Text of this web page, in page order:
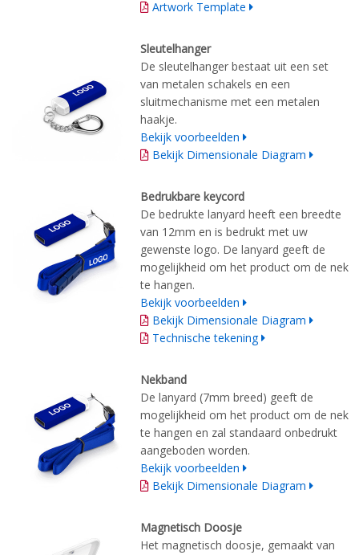
Artwork Template
Sleutelhanger
De sleutelhanger bestaat uit een set
van metalen schakels en een
sluitmechanisme met een metalen
haakje.
Bekijk voorbeelden
Bekijk Dimensionale Diagram
Bedrukbare keycord
De bedrukte lanyard heeft een breedte
van 12mm en is bedrukt met uw
gewenste logo. De lanyard geeft de
mogelijkheid om het product om de nek
te hangen.
Bekijk voorbeelden
Bekijk Dimensionale Diagram
Technische tekening
Nekband
De lanyard (7mm breed) geeft de
mogelijkheid om het product om de nek
te hangen en zal standaard onbedrukt
aangeboden worden.
Bekijk voorbeelden
Bekijk Dimensionale Diagram
Magnetisch Doosje
Het magnetisch doosje, gemaakt van